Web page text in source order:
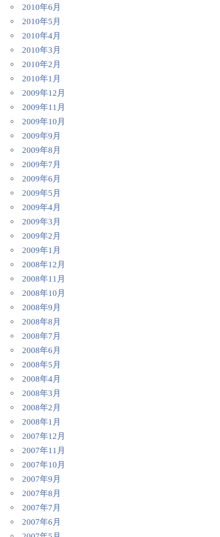
2010年6月
2010年5月
2010年4月
2010年3月
2010年2月
2010年1月
2009年12月
2009年11月
2009年10月
2009年9月
2009年8月
2009年7月
2009年6月
2009年5月
2009年4月
2009年3月
2009年2月
2009年1月
2008年12月
2008年11月
2008年10月
2008年9月
2008年8月
2008年7月
2008年6月
2008年5月
2008年4月
2008年3月
2008年2月
2008年1月
2007年12月
2007年11月
2007年10月
2007年9月
2007年8月
2007年7月
2007年6月